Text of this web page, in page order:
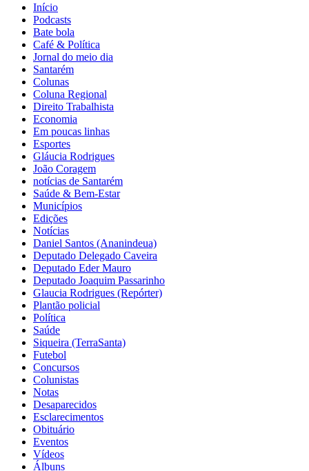
Início
Podcasts
Bate bola
Café & Política
Jornal do meio dia
Santarém
Colunas
Coluna Regional
Direito Trabalhista
Economia
Em poucas linhas
Esportes
Gláucia Rodrigues
João Coragem
notícias de Santarém
Saúde & Bem-Estar
Municípios
Edições
Notícias
Daniel Santos (Ananindeua)
Deputado Delegado Caveira
Deputado Eder Mauro
Deputado Joaquim Passarinho
Glaucia Rodrigues (Repórter)
Plantão policial
Política
Saúde
Siqueira (TerraSanta)
Futebol
Concursos
Colunistas
Notas
Desaparecidos
Esclarecimentos
Obituário
Eventos
Vídeos
Álbuns